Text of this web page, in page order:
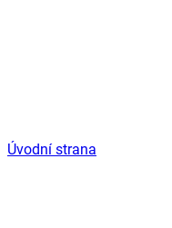
Úvodní strana